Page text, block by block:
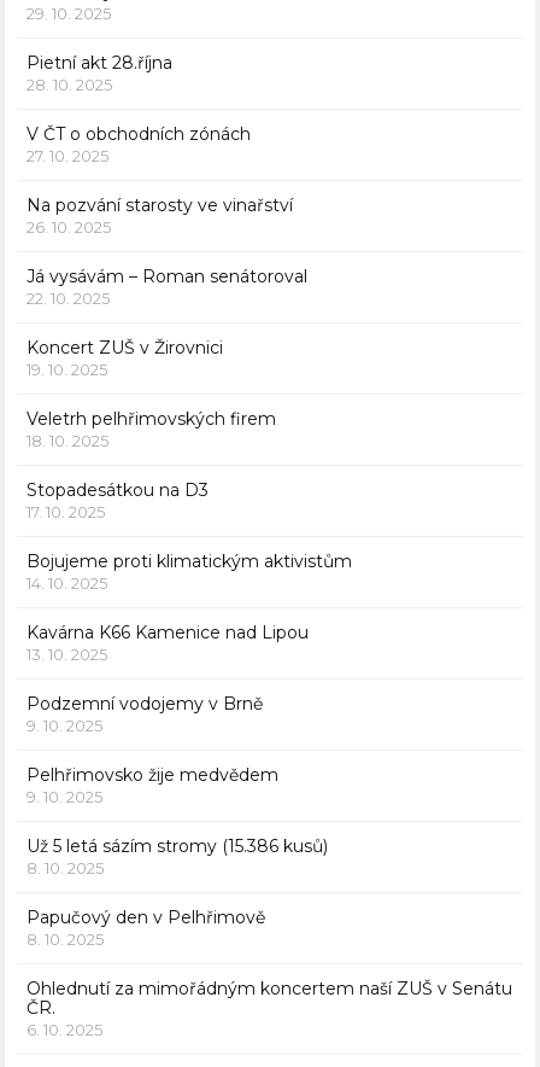
29. 10. 2025
Pietní akt 28.října
28. 10. 2025
V ČT o obchodních zónách
27. 10. 2025
Na pozvání starosty ve vinařství
26. 10. 2025
Já vysávám – Roman senátoroval
22. 10. 2025
Koncert ZUŠ v Žirovnici
19. 10. 2025
Veletrh pelhřimovských firem
18. 10. 2025
Stopadesátkou na D3
17. 10. 2025
Bojujeme proti klimatickým aktivistům
14. 10. 2025
Kavárna K66 Kamenice nad Lipou
13. 10. 2025
Podzemní vodojemy v Brně
9. 10. 2025
Pelhřimovsko žije medvědem
9. 10. 2025
Už 5 letá sázím stromy (15.386 kusů)
8. 10. 2025
Papučový den v Pelhřimově
8. 10. 2025
Ohlednutí za mimořádným koncertem naší ZUŠ v Senátu
ČR.
6. 10. 2025